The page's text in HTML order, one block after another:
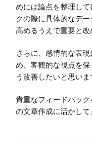
めには論点を整理し
クの際に具体的なデ
高めるうえで重要と改
さらに、感情的な表
め、客観的な視点を
う改善したいと思いま
貴重なフィードバッ
の文章作成に活かして